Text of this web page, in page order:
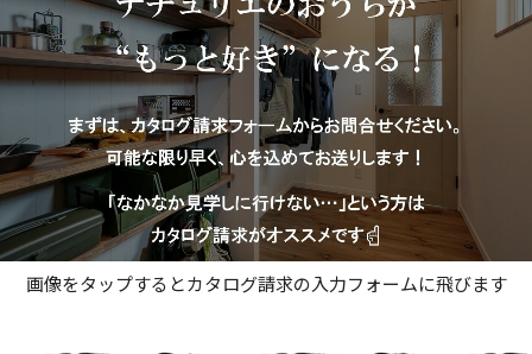
画像をタップするとカタログ請求の入力フォームに飛びます